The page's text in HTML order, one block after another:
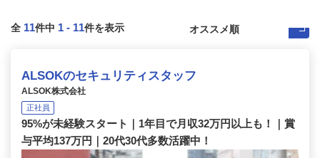
全 11件中 1 - 11件を表示
ALSOKのセキュリティスタッフ
ALSOK株式会社
正社員
95%が未経験スタート｜1年目で月収32万円以上も！｜賞
与平均137万円｜20代30代多数活躍中！